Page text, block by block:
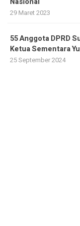
29 Maret 2023
55 Anggota DPRD
Ketua Sementara
25 September 2024